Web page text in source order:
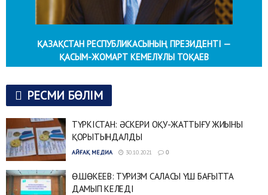
ҚАЗАҚСТАН РЕСПУБЛИКАСЫНЫҢ ПРЕЗИДЕНТІ —
ҚАСЫМ-ЖОМАРТ КЕМЕЛҰЛЫ ТОҚАЕВ
РЕСМИ БӨЛІМ
ТҮРКІСТАН: ӘСКЕРИ ОҚУ-ЖАТТЫҒУ ЖИЫНЫ
ҚОРЫТЫНДАЛДЫ
АЙҒАҚ МЕДИА 30.10.2021 0
Ө.ШӨКЕЕВ: ТУРИЗМ САЛАСЫ ҮШ БАҒЫТТА
ДАМЫП КЕЛЕДІ